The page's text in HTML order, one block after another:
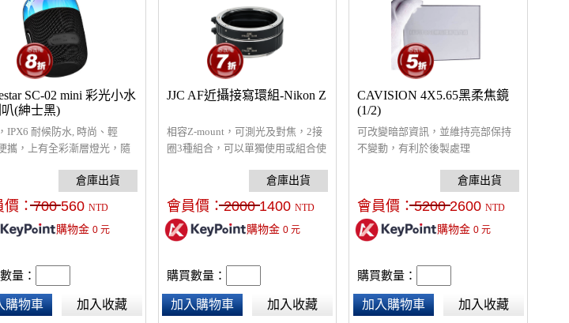
SC-02 mini 彩光小水
(紳士黑)
IPX6 耐候防水, 時尚、輕
攜，上有全彩漸層燈光，隨
雙低頻被動振膜，音域寬
TWS雙喇叭串聯，成為立體
效果加倍。採USB充電， 內
池可使用2-4小時。尺寸：
歌音響。
價：700 560 NTD
購物金 0元
量：
購物車 加入收藏
JJC AF近攝接寫環組-Nikon Z
相容Z-mount，可測光及對焦，2接
圈3種組合，可以單獨使用或組合使
調整光圈、對焦和測光，接寫環內
部無光學透鏡，不改變畫質。(倍率
計算方法：放大倍率=接寫環焦長
+鏡頭焦長/鏡頭焦)
會員價：2000 1400 NTD
購物金 0元
購買數量：
加入購物車 加入收藏
CAVISION 4X5.65黑柔焦鏡
(1/2)
可改變暗部資訊，並維持亮部保持
不變動，有利於後製處理
會員價：5200 2600 NTD
購物金 0元
購買數量：
加入購物車 加入收藏